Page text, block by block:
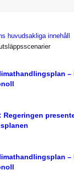
huvudsakliga innehåll
–
Regeringen
–